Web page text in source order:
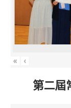
« ‹
第二